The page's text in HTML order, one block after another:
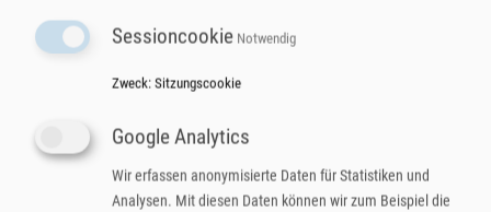
HERRMANN + MAY Treuhand
Wirtschaftsprüfungsgesellschaft
Moltkestraße 12
74072 Heilbronn
Telefon
Sessioncookie Notwendig
Zweck: Sitzungscookie
Google Analytics
Wir erfassen anonymisierte Daten für Statistiken und
Analysen. Mit diesen Daten können wir zum Beispiel die